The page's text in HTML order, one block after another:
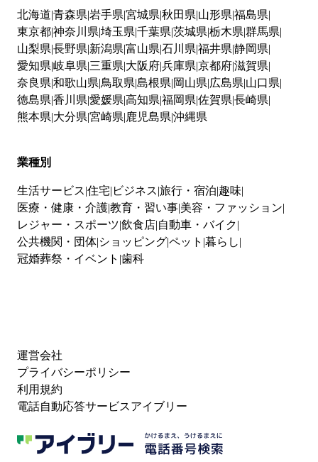
北海道 青森県 岩手県 宮城県 秋田県 山形県 福島県
東京都神奈川県 埼玉県 千葉県 茨城県 栃木県 群馬県
山梨県 長野県 新潟県 富山県 石川県 福井県 静岡県
愛知県 岐阜県 三重県 大阪府兵庫県 京都府滋賀県
奈良県 和歌山県 鳥取県 島根県 岡山県 広島県 山口県
徳島県 香川県 愛媛県 高知県 福岡県 佐賀県 長崎県
熊本県 大分県 宮崎県 鹿児島県 沖縄県
業種別
生活サービス 住宅 ビジネス 旅行・宿泊 趣味
医療・健康・介護教育・習い事 美容・ファッション
レジャー・スポーツ 飲食店 自動車・バイク
公共機関・団体 ショッピングペット 暮らし
冠婚葬祭・イベント 歯科
運営会社
プライバシーポリシー
利用規約
電話自動応答サービスアイブリー